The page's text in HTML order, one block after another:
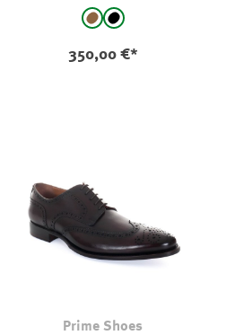
auswählen
Espresso/Braun
schwarz
350,00 €*
Prime Shoes